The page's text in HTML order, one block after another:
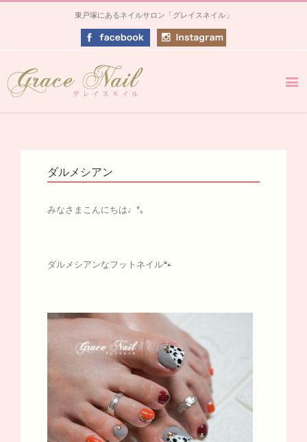
東戸塚にあるネイルサロン「グレイスネイル」
ダルメシアン
みなさまこんにちは♩*｡
ダルメシアンなフットネイル🐾